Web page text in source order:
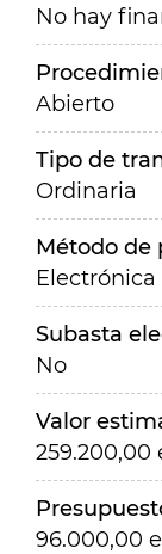
No hay
Abierto
Tipo de
Ordinaria
Método de
Electrónica
Subasta
No
Valor
259.200,00
96.000,00